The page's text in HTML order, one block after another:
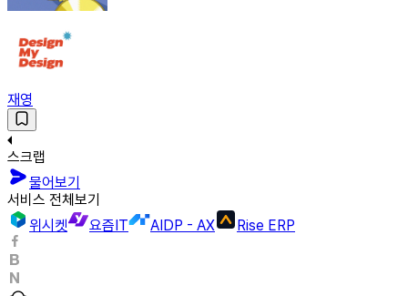
재영
스크랩
물어보기
서비스 전체보기
위시켓
요즘IT AIDP - AX Rise ERP